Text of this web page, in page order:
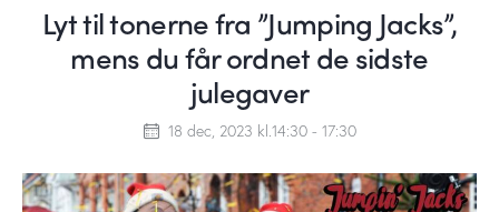
Lyt til tonerne fra ”Jumping Jacks”,
mens du får ordnet de sidste
julegaver
18 dec, 2023 kl.14:30- 17:30